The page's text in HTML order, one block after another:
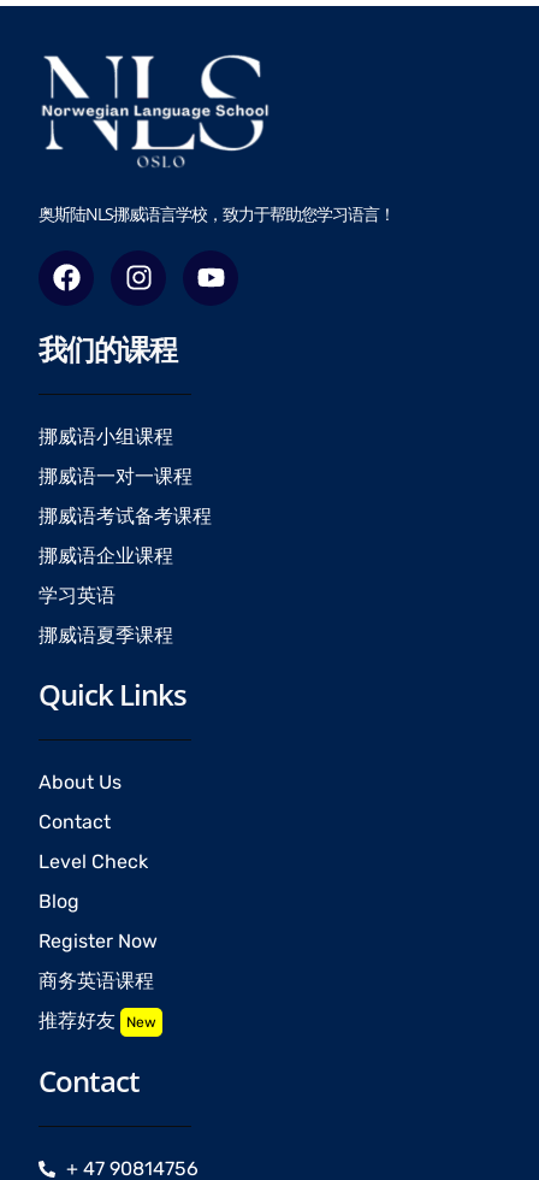
奥斯陆NLS挪威语言学校，致力于帮助您学习语言！
F
a
c
e
b
o
o
k
I
n
s
t
a
g
r
a
m
Y
o
u
我们的课程
挪威语小组课程
挪威语一对一课程
挪威语考试备考课程
挪威语企业课程
学习英语
挪威语夏季课程
Quick Links
About Us
Contact
Level Check
Blog
Register Now
商务英语课程
推荐好友 New
Contact
+ 47 90814756